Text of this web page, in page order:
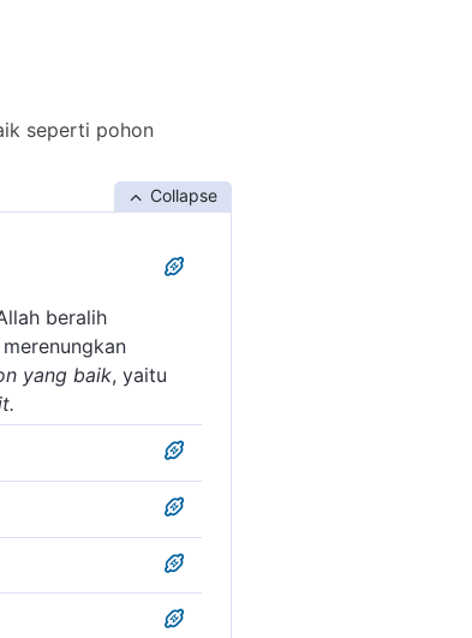
seperti pohon
Collapse
beralih
yang baik, yaitu
baik, misalnya
manusia
sebagai pohon
menghisap air dan
unsur-
matsalan ini